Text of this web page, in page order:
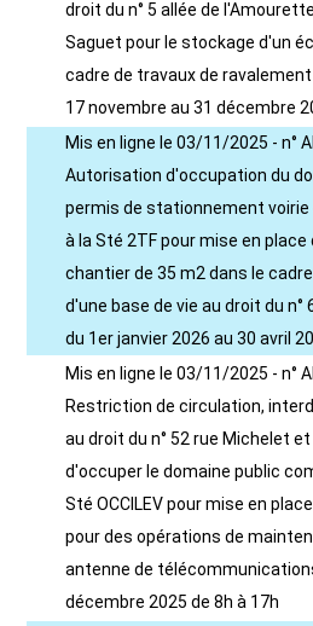
droit du n° 5 allée de
Saguet pour le stockage d'un
cadre de travaux de
17 novembre au 31 décembre
Mis en ligne le 03/11/2025 - n°
Autorisation d'occupation du
permis de stationnement
à la Sté 2TF pour mise en
chantier de 35 m2 dans le
d'une base de vie au droit du n°
du 1er janvier 2026 au 30 avril
Mis en ligne le 03/11/2025 - n°
Restriction de circulation,
au droit du n° 52 rue Michelet
d'occuper le domaine public
Sté OCCILEV pour mise en
pour des opérations de
antenne de
décembre 2025 de 8h à 17h